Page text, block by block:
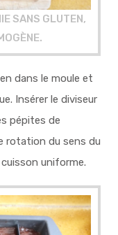
SANS GLUTEN,
dans le moule et
Insérer le diviseur
pépites de
rotation du sens du
uniforme.